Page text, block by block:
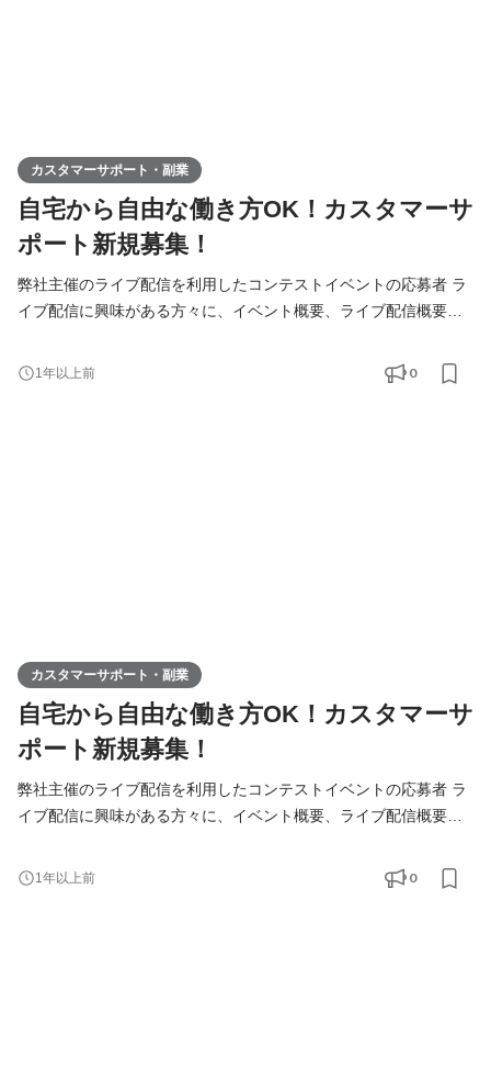
カスタマーサポート・副業
自宅から自由な働き方OK！カスタマーサ
ポート新規募集！
弊社主催のライブ配信を利用したコンテストイベントの応募者 ラ
イブ配信に興味がある方々に、イベント概要、ライブ配信概要を
していただきます。 具体的には ・新規応募者に対する概要説明
・応募者からの質問対応 ・応募者の面談後フォローアップ 弊社で
1年以上前 0
カスタマーサポート・副業
自宅から自由な働き方OK！カスタマーサ
ポート新規募集！
弊社主催のライブ配信を利用したコンテストイベントの応募者 ラ
イブ配信に興味がある方々に、イベント概要、ライブ配信概要を
していただきます。 具体的には ・新規応募者に対する概要説明
・応募者からの質問対応 ・応募者の面談後フォローアップ 弊社で
1年以上前 0